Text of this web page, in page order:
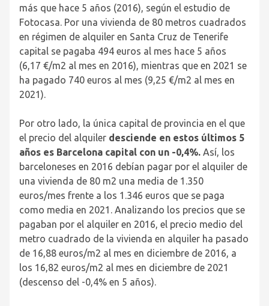
más que hace 5 años (2016), según el estudio de
Fotocasa. Por una vivienda de 80 metros cuadrados
en régimen de alquiler en Santa Cruz de Tenerife
capital se pagaba 494 euros al mes hace 5 años
(6,17 €/m2 al mes en 2016), mientras que en 2021 se
ha pagado 740 euros al mes (9,25 €/m2 al mes en
2021).
Por otro lado, la única capital de provincia en el que
el precio del alquiler desciende en estos últimos 5
años es Barcelona capital con un -0,4%. Así, los
barceloneses en 2016 debían pagar por el alquiler de
una vivienda de 80 m2 una media de 1.350
euros/mes frente a los 1.346 euros que se paga
como media en 2021. Analizando los precios que se
pagaban por el alquiler en 2016, el precio medio del
metro cuadrado de la vivienda en alquiler ha pasado
de 16,88 euros/m2 al mes en diciembre de 2016, a
los 16,82 euros/m2 al mes en diciembre de 2021
(descenso del -0,4% en 5 años).